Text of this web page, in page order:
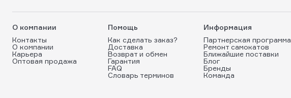
О компании
Контакты
О компании
Карьера
Оптовая продажа
Помощь
Как сделать заказ?
Доставка
Возврат и обмен
Гарантия
FAQ
Словарь терминов
Информация
Партнерская программа
Ремонт самокатов
Ближайшие поставки
Блог
Бренды
Команда